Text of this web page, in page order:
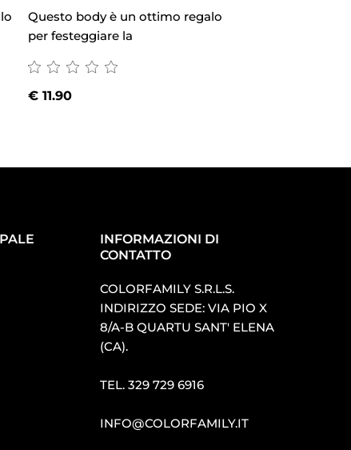
Questo body è un ottimo regalo
per festeggiare la
€11.90
INFORMAZIONI DI
CONTATTO
COLORFAMILY S.R.L.S.
INDIRIZZO SEDE: VIA PIO X
8/A-B QUARTU SANT′ ELENA
(CA).
TEL.329 729 6916
INFO@COLORFAMILY.IT